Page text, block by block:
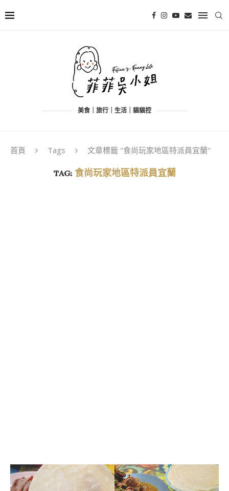
美食｜旅行｜生活｜貓貓控
首頁 Tags 文章標籤 "食尚玩家地區特派員宜蘭"
TAG:食尚玩家地區特派員宜蘭